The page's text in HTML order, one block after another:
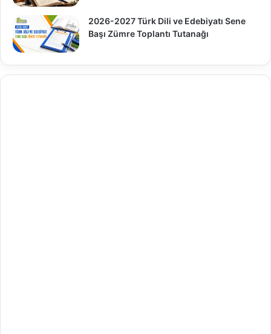
2026-2027 Türk Dili ve Edebiyatı Sene
Başı Zümre Toplantı Tutanağı